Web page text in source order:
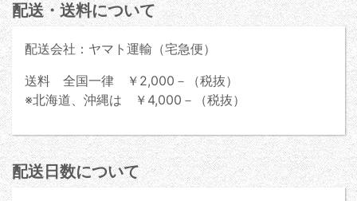
配送・送料について
配送会社：ヤマト運輸（宅急便）
送料 全国一律 ￥2,000－（税抜）
※北海道、沖縄は ￥4,000－（税抜）
配送日数について